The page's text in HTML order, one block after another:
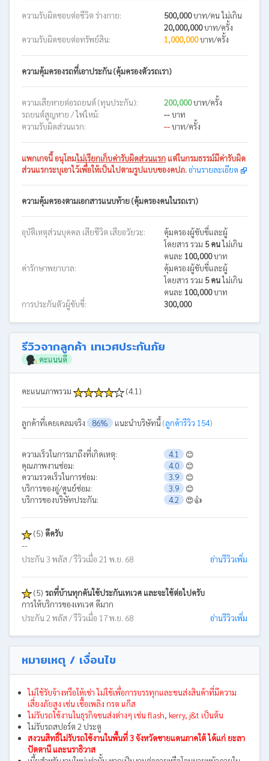
ความรับผิดชอบต่อชีวิต ร่างกาย: 500,000บาท/คน ไม่เกิน
20,000,000บาท/ครั้ง
ความรับผิดชอบต่อทรัพย์สิน:
1,000,000บาท/ครั้ง
ความคุ้มครองรถที่เอาประกัน (คุ้มครองตัวรถเรา)
ความเสียหายต่อรถยนต์ (ทุนประกัน): 200,000บาท/ครั้ง
รถยนต์สูญหาย / ไฟไหม้:
--บาท
ความรับผิดส่วนแรก:
--บาท/ครั้ง
แพกเกจนี้อนุโลมไม่เรียกเก็บค่ารับผิดส่วนแรก แต่ในกรมธรรม์มีค่ารับผิด
ส่วนแรกระบุเอาไว้เพื่อให้เป็นไปตามรูปแบบของคปภ.อ่านรายละเอียด
ความคุ้มครองตามเอกสารแนบท้าย (คุ้มครองคนในรถเรา)
อุบัติเหตุส่วนบุคคล เสียชีวิต เสียอวัยวะ:
คุ้มครองผู้ขับขี่และผู้
โดยสาร รวม 5 คนไม่เกิน
คนละ 100,000บาท
ค่ารักษาพยาบาล:
คุ้มครองผู้ขับขี่และผู้
โดยสาร รวม 5 คนไม่เกิน
คนละ 100,000บาท
การประกันตัวผู้ขับขี่:
300,000
รีวิวจากลูกค้า เทเวศประกันภัย
คะแนนดี
คะแนนภาพรวม (4.1)
ลูกค้าที่เคยเคลมจริง 86% แนะนำบริษัทนี้(ลูกค้ารีวิว 154)
ความเร็วในการมาถึงที่เกิดเหตุ: 4.1
😊
คุณภาพงานซ่อม:
4.0 😊
ความรวดเร็วในการซ่อม:
3.9 😊
บริการของอู่/ศูนย์ซ่อม:
3.9 😊
บริการของบริษัทประกัน:
4.2 😍👍
(5) ดีครับ
--
ประกัน 3 พลัส / รีวิวเมื่อ 21 พ.ย. 68
อ่านรีวิวเพิ่ม
(5) รถที่บ้านทุกคันใช้ประกันเทเวศ และจะใช้ต่อไปครับ
การให้บริการของเทเวศ ดีมาก
ประกัน 2 พลัส / รีวิวเมื่อ 17 พ.ย. 68
อ่านรีวิวเพิ่ม
หมายเหตุ / เงื่อนไข
ไม่ใช้รับจ้างหรือให้เช่า ไม่ใช้เพื่อการบรรทุกและขนส่งสินค้าที่มีความ
เสี่ยงภัยสูง เช่น เชื้อเพลิง กรด แก๊ส
ไม่รับรถใช้งานในธุรกิจขนส่งต่างๆ เช่น flash, kerry, j&t เป็นต้น
ไม่รับรถสปอร์ต 2 ประตู
สงวนสิทธิ์ไม่รับรถใช้งานในพื้นที่ 3 จังหวัดชายแดนภาคใต้ ได้แก่ ยะลา
ปัตตานี และนราธิวาส